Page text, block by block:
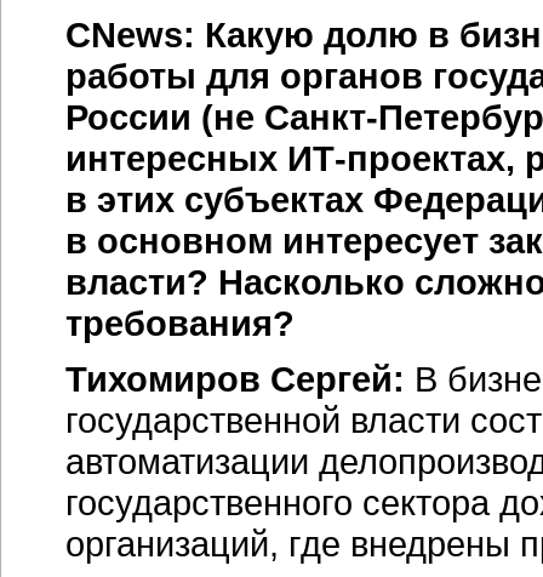
CNews: Какую долю в
работы для органов
России (не Санкт-
интересных ИТ-проектах,
в этих субъектах
в основном интересует
власти? Насколько
требования?
Тихомиров Сергей: В
государственной власти
автоматизации
государственного сектора
организаций, где внедрены